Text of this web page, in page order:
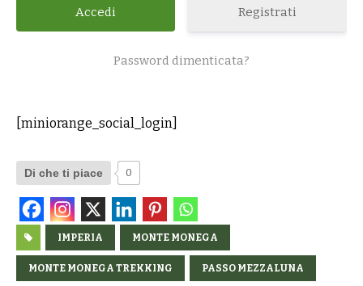
Registrati
Password dimenticata?
[miniorange_social_login]
Di che ti piace 0
IMPERIA MONTE MONEGA
MONTE MONEGA TREKKING PASSO MEZZALUNA